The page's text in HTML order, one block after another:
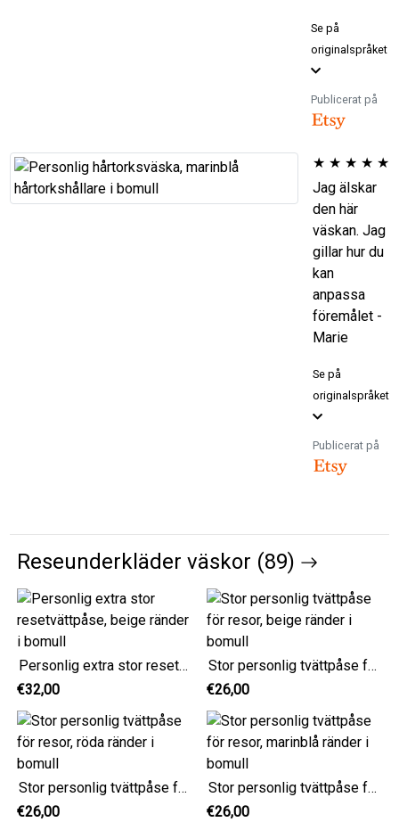
Se på
originalspråket
Publicerat på
★ ★ ★ ★ ★
Jag älskar
den här
väskan. Jag
gillar hur du
kan
anpassa
föremålet -
Marie
Se på
originalspråket
Publicerat på
Reseunderkläder väskor (89)
Personlig extra stor resetvättpåse, beige ränder i bomull
€32,00
Stor personlig tvättpåse för resor, beige ränder i bomull
€26,00
Stor personlig tvättpåse för resor, röda ränder i bomull
€26,00
Stor personlig tvättpåse för resor, marinblå ränder i bomull
€26,00